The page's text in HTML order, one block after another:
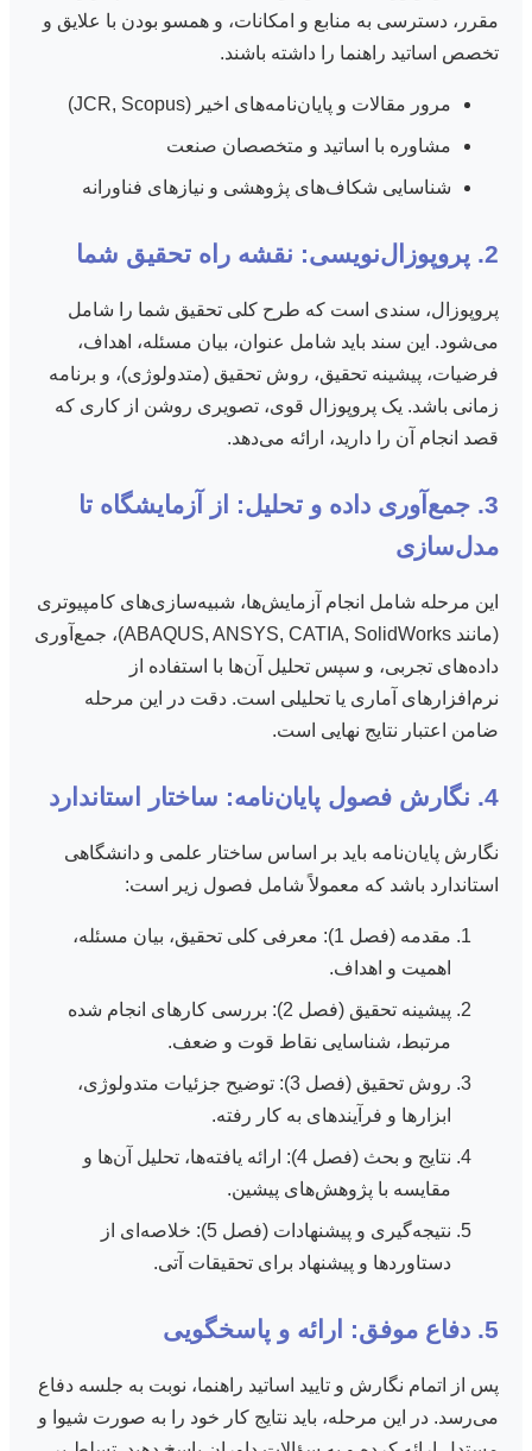
مقرر، دسترسی به منابع و امکانات، و همسو بودن با علایق و
تخصص اساتید راهنما را داشته باشند.
مرور مقالات و پایان‌نامه‌های اخیر (JCR, Scopus)
مشاوره با اساتید و متخصصان صنعت
شناسایی شکاف‌های پژوهشی و نیازهای فناورانه
2. پروپوزال‌نویسی: نقشه راه تحقیق شما
پروپوزال، سندی است که طرح کلی تحقیق شما را شامل
می‌شود. این سند باید شامل عنوان، بیان مسئله، اهداف،
فرضیات، پیشینه تحقیق، روش تحقیق (متدولوژی)، و برنامه
زمانی باشد. یک پروپوزال قوی، تصویری روشن از کاری که
قصد انجام آن را دارید، ارائه می‌دهد.
3. جمع‌آوری داده و تحلیل: از آزمایشگاه تا
مدل‌سازی
این مرحله شامل انجام آزمایش‌ها، شبیه‌سازی‌های کامپیوتری
(مانند ABAQUS, ANSYS, CATIA, SolidWorks)، جمع‌آوری
داده‌های تجربی، و سپس تحلیل آن‌ها با استفاده از
نرم‌افزارهای آماری یا تحلیلی است. دقت در این مرحله
ضامن اعتبار نتایج نهایی است.
4. نگارش فصول پایان‌نامه: ساختار استاندارد
نگارش پایان‌نامه باید بر اساس ساختار علمی و دانشگاهی
استاندارد باشد که معمولاً شامل فصول زیر است:
مقدمه (فصل 1): معرفی کلی تحقیق، بیان مسئله،
اهمیت و اهداف.
پیشینه تحقیق (فصل 2): بررسی کارهای انجام شده
مرتبط، شناسایی نقاط قوت و ضعف.
روش تحقیق (فصل 3): توضیح جزئیات متدولوژی،
ابزارها و فرآیندهای به کار رفته.
نتایج و بحث (فصل 4): ارائه یافته‌ها، تحلیل آن‌ها و
مقایسه با پژوهش‌های پیشین.
نتیجه‌گیری و پیشنهادات (فصل 5): خلاصه‌ای از
دستاوردها و پیشنهاد برای تحقیقات آتی.
5. دفاع موفق: ارائه و پاسخگویی
پس از اتمام نگارش و تایید اساتید راهنما، نوبت به جلسه دفاع
می‌رسد. در این مرحله، باید نتایج کار خود را به صورت شیوا و